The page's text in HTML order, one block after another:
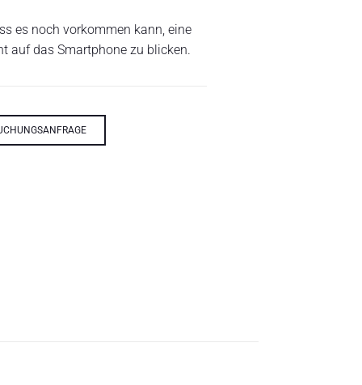
es noch vorkommen kann, eine
auf das Smartphone zu blicken.